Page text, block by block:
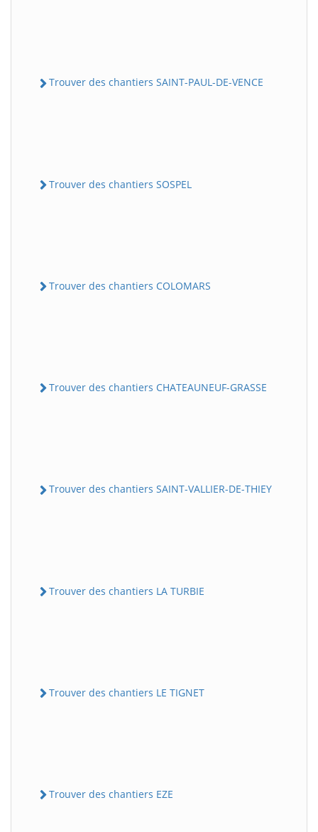
Trouver des chantiers SAINT-PAUL-DE-VENCE
Trouver des chantiers SOSPEL
Trouver des chantiers COLOMARS
Trouver des chantiers CHATEAUNEUF-GRASSE
Trouver des chantiers SAINT-VALLIER-DE-THIEY
Trouver des chantiers LA TURBIE
Trouver des chantiers LE TIGNET
Trouver des chantiers EZE